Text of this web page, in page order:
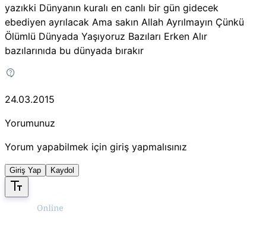
yazıkki Dünyanın kuralı en canlı bir gün gidecek
ebediyen ayrılacak Ama sakın Allah Ayrılmayın Çünkü
Ölümlü Dünyada Yaşıyoruz Bazıları Erken Alır
bazılarınıda bu dünyada bırakır
24.03.2015
Yorumunuz
Yorum yapabilmek için giriş yapmalısınız
Giriş Yap Kaydol